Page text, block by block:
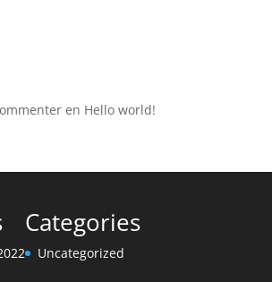
en Hello world!
Categories
Uncategorized